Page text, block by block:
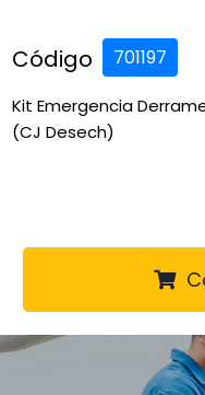
Código 701197
Kit Emergencia
(CJ Desech)